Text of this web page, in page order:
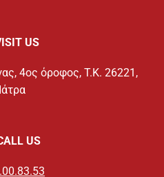
US
4ος όροφος, Τ.Κ. 26221,
US